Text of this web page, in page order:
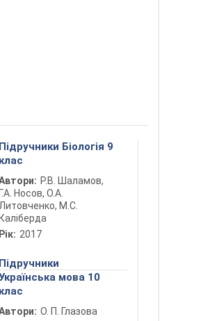
Підручники Біологія 9
клас
Р.В. Шаламов,
Г.А. Носов, О.А.
Литовченко, М.С.
Каліберда
Рік: 2017
Підручники
мова 10
клас
О. П. Глазова